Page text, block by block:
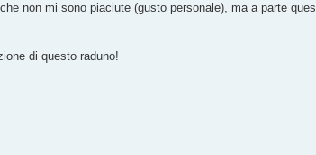
non mi sono piaciute (gusto personale), ma a parte
di questo raduno!